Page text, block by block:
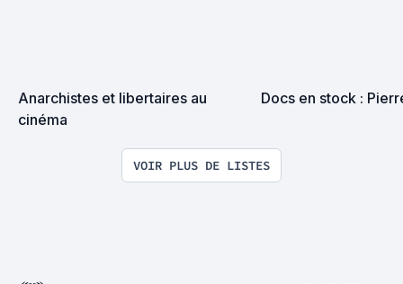
Anarchistes et libertaires au
cinéma
Docs en stock :
VOIR PLUS DE LISTES